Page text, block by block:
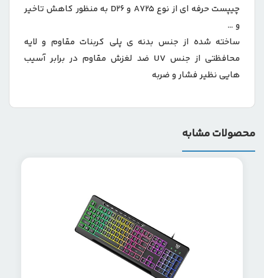
چیپست حرفه ای از نوع A725 و D26 به منظور کاهش تاخیر
و …
ساخته شده از جنس بدنه ی پلی کربنات مقاوم و لایه
محافظتی از جنس UV ضد لغزش مقاوم در برابر آسیب
هایی نظیر فشار و ضربه
محصولات مشابه